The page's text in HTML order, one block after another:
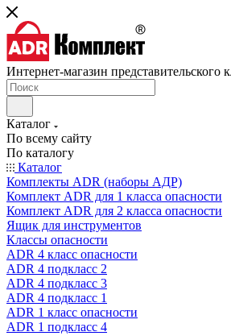
Интернет-магазин представительского
Каталог
По всему сайту
По каталогу
Каталог
Комплекты ADR (наборы АДР)
Комплект ADR для 1 класса опасности
Комплект ADR для 2 класса опасности
Ящик для инструментов
Классы опасности
ADR 4 класс опасности
ADR 4 подкласс 2
ADR 4 подкласс 3
ADR 4 подкласс 1
ADR 1 класс опасности
ADR 1 подкласс 4